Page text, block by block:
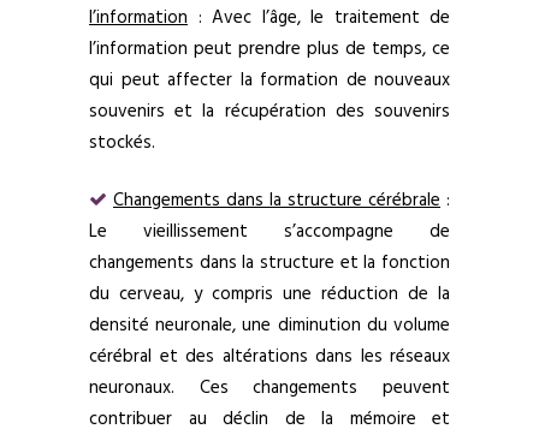
l’information : Avec l’âge, le traitement de
l’information peut prendre plus de temps, ce
qui peut affecter la formation de nouveaux
souvenirs et la récupération des souvenirs
stockés.
Changements dans la structure cérébrale :
Le vieillissement s’accompagne de
changements dans la structure et la fonction
du cerveau, y compris une réduction de la
densité neuronale, une diminution du volume
cérébral et des altérations dans les réseaux
neuronaux. Ces changements peuvent
contribuer au déclin de la mémoire et